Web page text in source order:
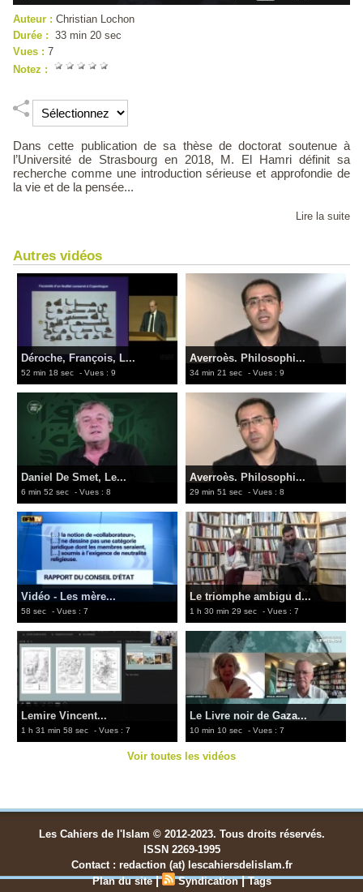
Auteur : Christian Lochon
Durée : 33 min 20 sec
Vues : 7
Notez :
Dans cette publication de sa thèse de doctorat soutenue à
l’Université de Strasbourg en 2018, M. El Hamri définit sa
recherche comme une introduction sérieuse et approfondie de
la vie et de la pensée...
Lire la suite
Autres vidéos
Déroche, François, L...
52 min 18 sec - Vues : 9
Averroès. Philosophi...
34 min 21 sec - Vues : 9
Daniel De Smet, Le...
6 min 52 sec - Vues : 8
Averroès. Philosophi...
29 min 51 sec - Vues : 8
Vidéo - Les mère...
58 sec - Vues : 7
Le triomphe ambigu d...
1 h 30 min 29 sec - Vues : 7
Lemire Vincent...
1 h 31 min 58 sec - Vues : 7
Le Livre noir de Gaza...
10 min 10 sec - Vues : 7
Voir toutes les vidéos
Les Cahiers de l'Islam © 2012-2023. Tous droits réservés.
ISSN 2269-1995
Contact : redaction (at) lescahiersdelislam.fr
Plan du site | Syndication |Tags